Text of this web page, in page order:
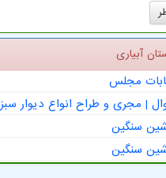
آبیاری
مجلس
| مجری و طراح انواع دیوار سبز
سنگین
سنگین